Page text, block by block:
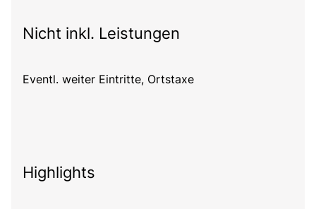
Nicht inkl. Leistungen
Eventl. weiter Eintritte, Ortstaxe
Highlights